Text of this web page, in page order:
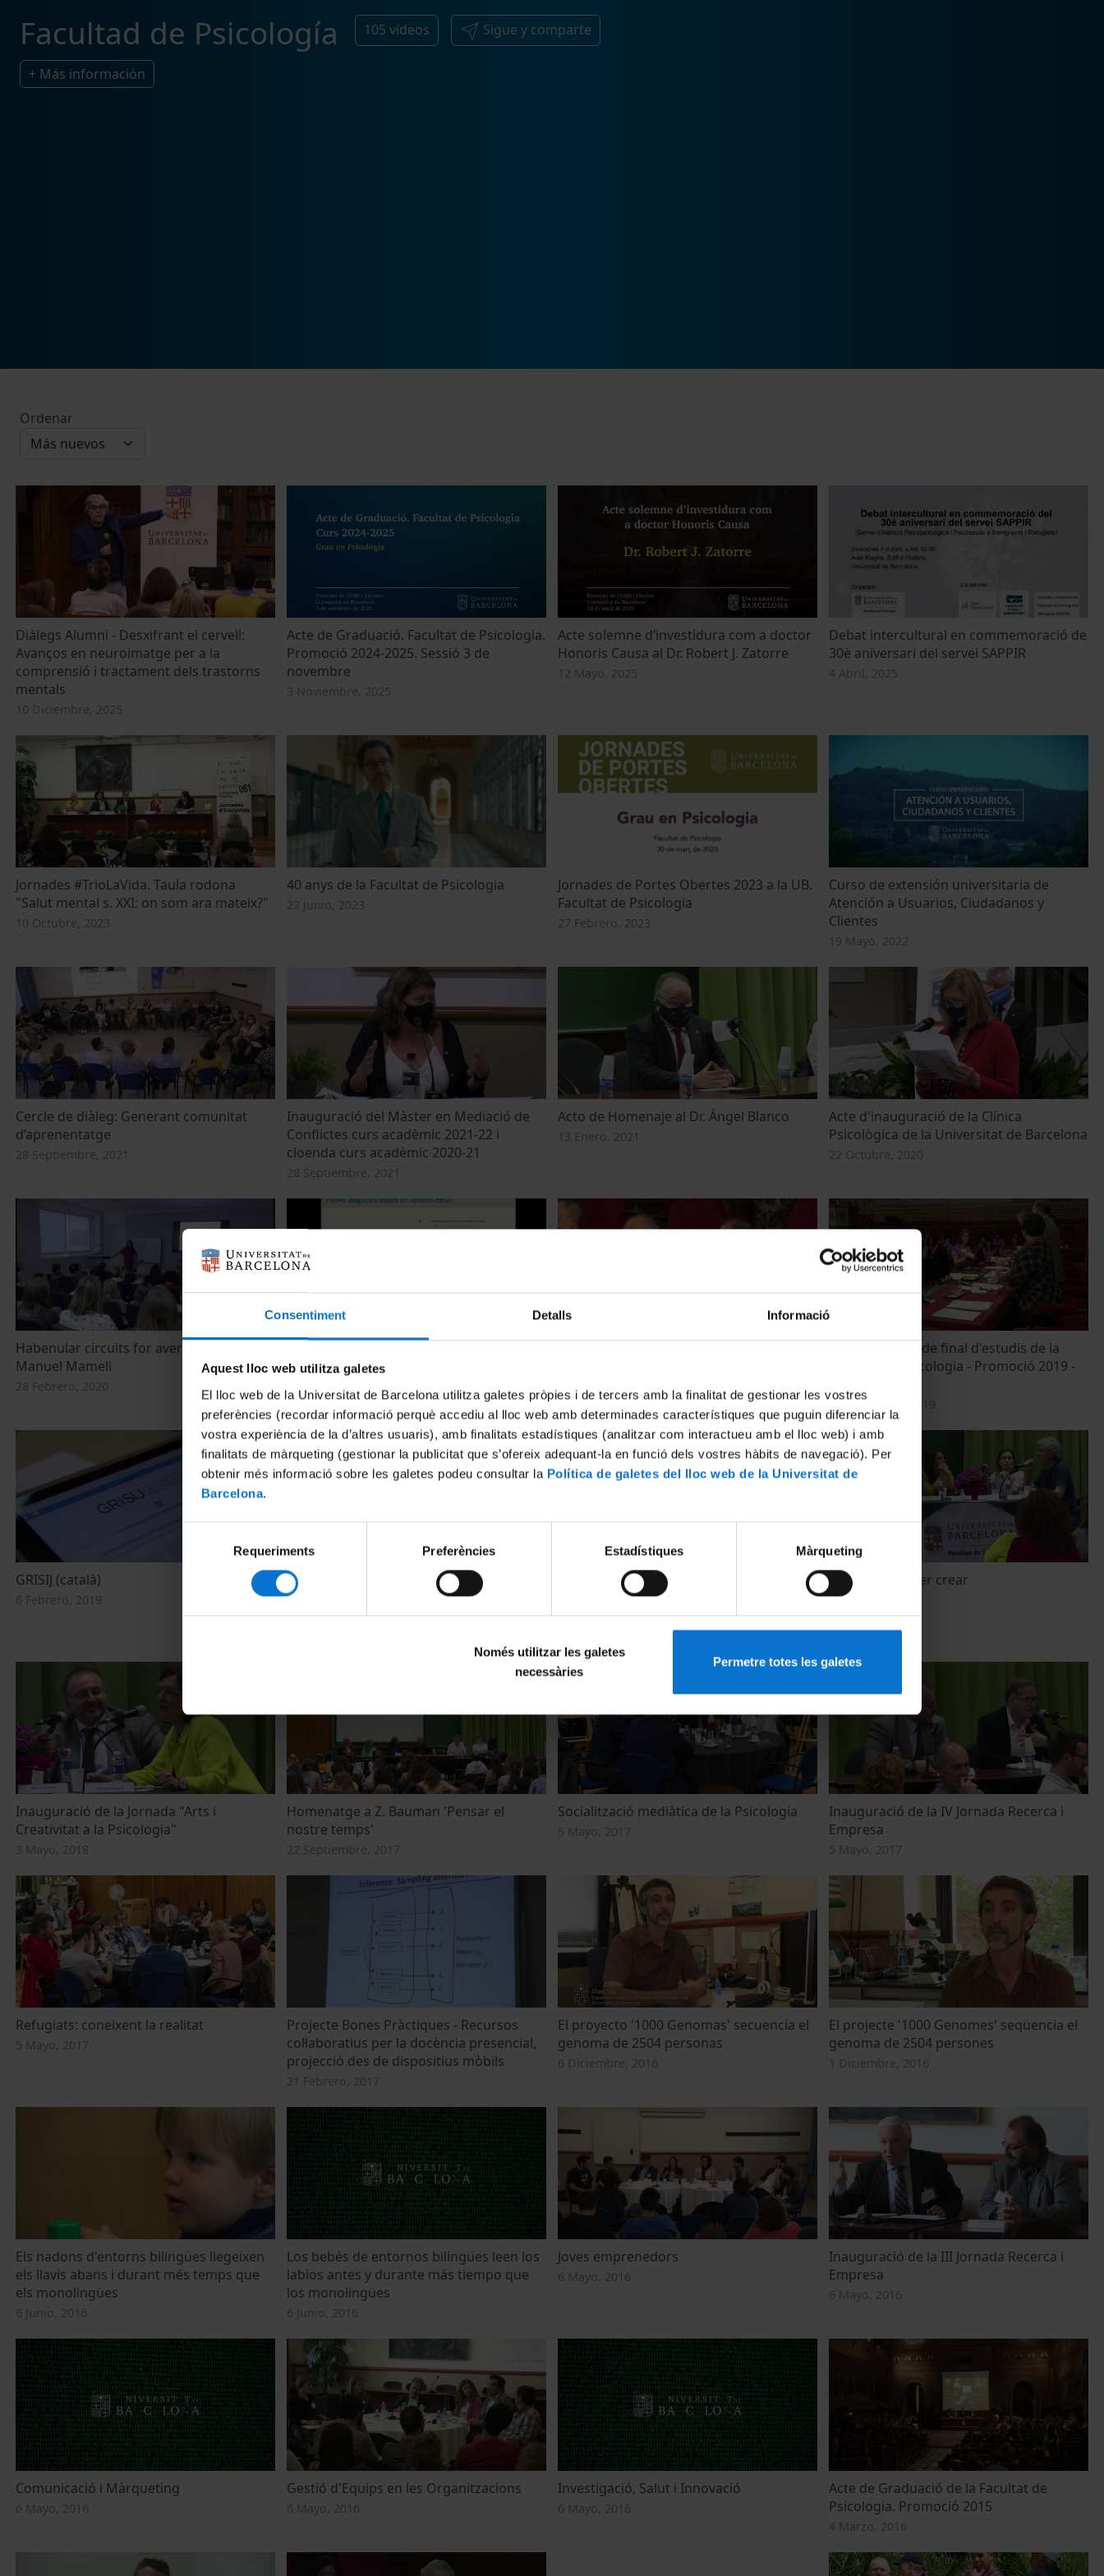
Consentiment Detalls Informació
Aquest lloc web utilitza galetes
El lloc web de la Universitat de Barcelona utilitza galetes pròpies i de tercers amb la finalitat de gestionar les vostres
preferències (recordar informació perquè accediu al lloc web amb determinades característiques que puguin diferenciar la
vostra experiència de la d’altres usuaris), amb finalitats estadístiques (analitzar com interactueu amb el lloc web) i amb
finalitats de màrqueting (gestionar la publicitat que s’ofereix adequant-la en funció dels vostres hàbits de navegació). Per
obtenir més informació sobre les galetes podeu consultar la Política de galetes del lloc web de la Universitat de
Barcelona.
consentiment
Requeriments Preferències Estadístiques Màrqueting
Només utilitzar les galetes
necessàries
Permetre totes les galetes
Facultad de Psicología 105 vídeos Sigue y comparte
+ Más información
Ordenar
Diàlegs Alumni - Desxifrant el cervell:
Avanços en neuroimatge per a la
comprensió i tractament dels trastorns
mentals
10 Diciembre, 2025
Acte de Graduació. Facultat de Psicologia.
Promoció 2024-2025. Sessió 3 de
novembre
3 Noviembre, 2025
Acte solemne d’investidura com a doctor
Honoris Causa al Dr. Robert J. Zatorre
12 Mayo, 2025
Debat intercultural en commemoració de
30è aniversari del servei SAPPIR
4 Abril, 2025
Jornades #TrioLaVida. Taula rodona
"Salut mental s. XXI: on som ara mateix?"
10 Octubre, 2023
40 anys de la Facultat de Psicologia
22 Junio, 2023
Jornades de Portes Obertes 2023 a la UB.
Facultat de Psicologia
27 Febrero, 2023
Curso de extensión universitaria de
Atención a Usuarios, Ciudadanos y
Clientes
19 Mayo, 2022
Cercle de diàleg: Generant comunitat
d’aprenentatge
28 Septiembre, 2021
Inauguració del Màster en Mediació de
Conflictes curs acadèmic 2021-22 i
cloenda curs acadèmic 2020-21
28 Septiembre, 2021
Acto de Homenaje al Dr. Ángel Blanco
13 Enero, 2021
Acte d'inauguració de la Clínica
Psicològica de la Universitat de Barcelona
22 Octubre, 2020
Habenular circuits for aversive encoding.
Manuel Mameli
28 Febrero, 2020
speech
6 Febrero, 2020
11 Diciembre, 2019
Acte acadèmic de final d'estudis de la
Facultat de Psicologia - Promoció 2019 -
11 Diciembre, 2019
GRISIJ (català)
6 Febrero, 2019
Acte d'homenatge al Dr. Miquel Siguan,
en el seu centenari del seu naixement
(1918-2018)
Procés creatiu en la construcció artística
3 Mayo, 2018
Viure i sentir per crear
3 Mayo, 2018
Inauguració de la Jornada "Arts i
Creativitat a la Psicologia"
3 Mayo, 2018
Homenatge a Z. Bauman 'Pensar el
nostre temps'
22 Septiembre, 2017
Socialització mediàtica de la Psicologia
5 Mayo, 2017
Inauguració de la IV Jornada Recerca i
Empresa
5 Mayo, 2017
Refugiats: coneixent la realitat
5 Mayo, 2017
Projecte Bones Pràctiques - Recursos
col·laboratius per la docència presencial,
projecció des de dispositius mòbils
21 Febrero, 2017
El proyecto '1000 Genomas' secuencía el
genoma de 2504 personas
6 Diciembre, 2016
El projecte '1000 Genomes' seqüencia el
genoma de 2504 persones
1 Diciembre, 2016
Els nadons d'entorns bilingües llegeixen
els llavis abans i durant més temps que
els monolingües
6 Junio, 2016
Los bebés de entornos bilingües leen los
labios antes y durante más tiempo que
los monolingües
6 Junio, 2016
Joves emprenedors
6 Mayo, 2016
Inauguració de la III Jornada Recerca i
Empresa
6 Mayo, 2016
Comunicació i Màrqueting
6 Mayo, 2016
Gestió d'Equips en les Organitzacions
6 Mayo, 2016
Investigació, Salut i Innovació
6 Mayo, 2016
Acte de Graduació de la Facultat de
Psicologia. Promoció 2015
4 Marzo, 2016